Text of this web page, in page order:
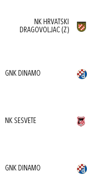
NK HRVATSKI
DRAGOVOLJAC (Z)
GNK DINAMO
NK SESVETE
GNK DINAMO